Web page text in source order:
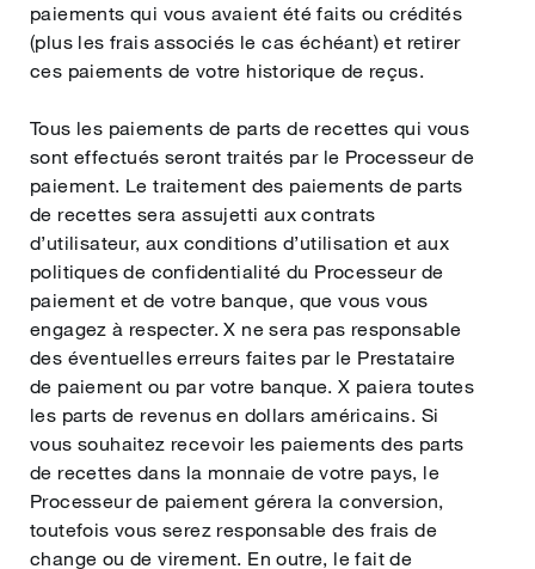
paiements qui vous avaient été faits ou crédités
(plus les frais associés le cas échéant) et retirer
ces paiements de votre historique de reçus.
Tous les paiements de parts de recettes qui vous
sont effectués seront traités par le Processeur de
paiement. Le traitement des paiements de parts
de recettes sera assujetti aux contrats
d’utilisateur, aux conditions d’utilisation et aux
politiques de confidentialité du Processeur de
paiement et de votre banque, que vous vous
engagez à respecter. X ne sera pas responsable
des éventuelles erreurs faites par le Prestataire
de paiement ou par votre banque. X paiera toutes
les parts de revenus en dollars américains. Si
vous souhaitez recevoir les paiements des parts
de recettes dans la monnaie de votre pays, le
Processeur de paiement gérera la conversion,
toutefois vous serez responsable des frais de
change ou de virement. En outre, le fait de